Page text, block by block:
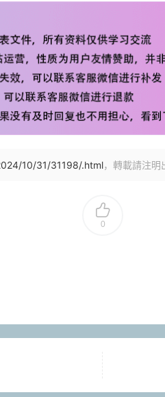
10/31/31198/.html，轉載請注明
0